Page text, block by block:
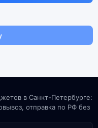
в Санкт-Петербурге:
отправка по РФ без